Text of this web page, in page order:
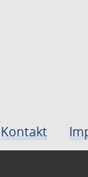
Kontakt